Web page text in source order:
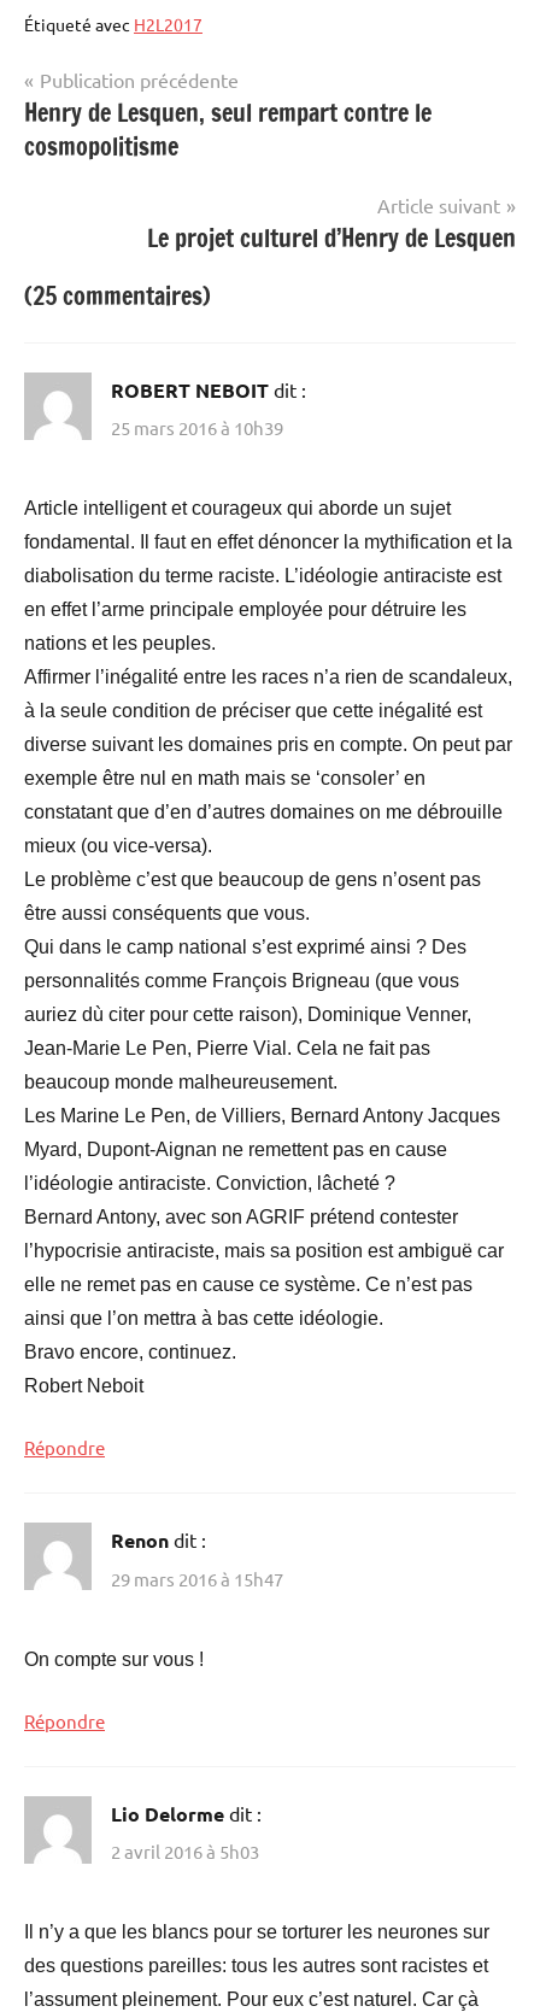
Étiqueté avec H2L2017
Navigation
de
l’article
Publication précédente
Henry de Lesquen, seul rempart contre le
cosmopolitisme
Article suivant
Le projet culturel d’Henry de Lesquen
(25 commentaires)
ROBERT NEBOIT dit :
25 mars 2016 à 10h39
Article intelligent et courageux qui aborde un sujet
fondamental. Il faut en effet dénoncer la mythification et la
diabolisation du terme raciste. L’idéologie antiraciste est
en effet l’arme principale employée pour détruire les
nations et les peuples.
Affirmer l’inégalité entre les races n’a rien de scandaleux,
à la seule condition de préciser que cette inégalité est
diverse suivant les domaines pris en compte. On peut par
exemple être nul en math mais se ‘consoler’ en
constatant que d’en d’autres domaines on me débrouille
mieux (ou vice-versa).
Le problème c’est que beaucoup de gens n’osent pas
être aussi conséquents que vous.
Qui dans le camp national s’est exprimé ainsi ? Des
personnalités comme François Brigneau (que vous
auriez dù citer pour cette raison), Dominique Venner,
Jean-Marie Le Pen, Pierre Vial. Cela ne fait pas
beaucoup monde malheureusement.
Les Marine Le Pen, de Villiers, Bernard Antony Jacques
Myard, Dupont-Aignan ne remettent pas en cause
l’idéologie antiraciste. Conviction, lâcheté ?
Bernard Antony, avec son AGRIF prétend contester
l’hypocrisie antiraciste, mais sa position est ambiguë car
elle ne remet pas en cause ce système. Ce n’est pas
ainsi que l’on mettra à bas cette idéologie.
Bravo encore, continuez.
Robert Neboit
Répondre
Renon dit :
29 mars 2016 à 15h47
On compte sur vous !
Répondre
Lio Delorme dit :
2 avril 2016 à 5h03
Il n’y a que les blancs pour se torturer les neurones sur
des questions pareilles: tous les autres sont racistes et
l’assument pleinement. Pour eux c’est naturel. Car çà